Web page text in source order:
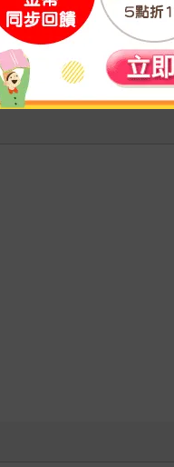
學日本語文學系副教授
小説を通して》；譯有
書。曾獲一一一年教育部